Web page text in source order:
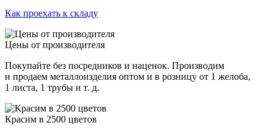
Как проехать к складу
Цены от производителя
Покупайте без посредников и наценок. Производим
и продаем металлоизделия оптом и в розницу от 1 желоба,
1 листа, 1 трубы и т. д.
Красим в 2500 цветов